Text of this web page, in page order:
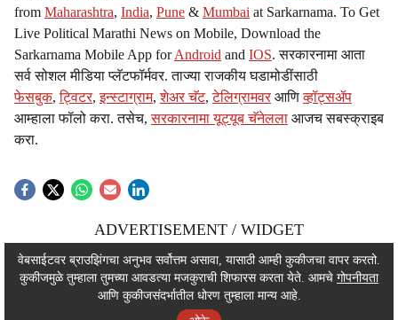
from Maharashtra, India, Pune & Mumbai at Sarkarnama. To Get
Live Political Marathi News on Mobile, Download the
Sarkarnama Mobile App forAndroid and IOS. सरकारनामा आता
सर्व सोशल मीडिया प्लॅटफॉर्मवर. ताज्या राजकीय घडामोडींसाठी
फेसबुक,ट्विटर,इन्स्टाग्राम,शेअर चॅट,टेलिग्रामवर आणिव्हॉट्सॲप
आम्हाला फॉलो करा. तसेच,सरकारनामा यूट्यूब चॅनेलला आजच सबस्क्राइब
करा.
ADVERTISEMENT / WIDGET
ADVERTISEMENT / WIDGET
ADVERTISEMENT / WIDGET
वेबसाईटवर ब्राउझिंगचा अनुभव सर्वोत्तम असावा, यासाठी आम्ही कुकीजचा वापर करतो.
कुकीजमुळे तुम्हाला तुमच्या आवडत्या मजकुराची शिफारस करता येते. आमचे गोपनीयता
आणि कुकीजसंदर्भातील धोरण तुम्हाला मान्य आहे.